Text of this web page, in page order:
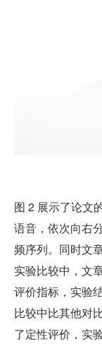
图 2 展示了论文
语音，依次向右
频序列。同时文
实验比较中，文
评价指标，实验
比较中比其他对
了定性评价，实